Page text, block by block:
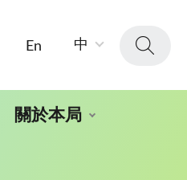
En 中
關於本局